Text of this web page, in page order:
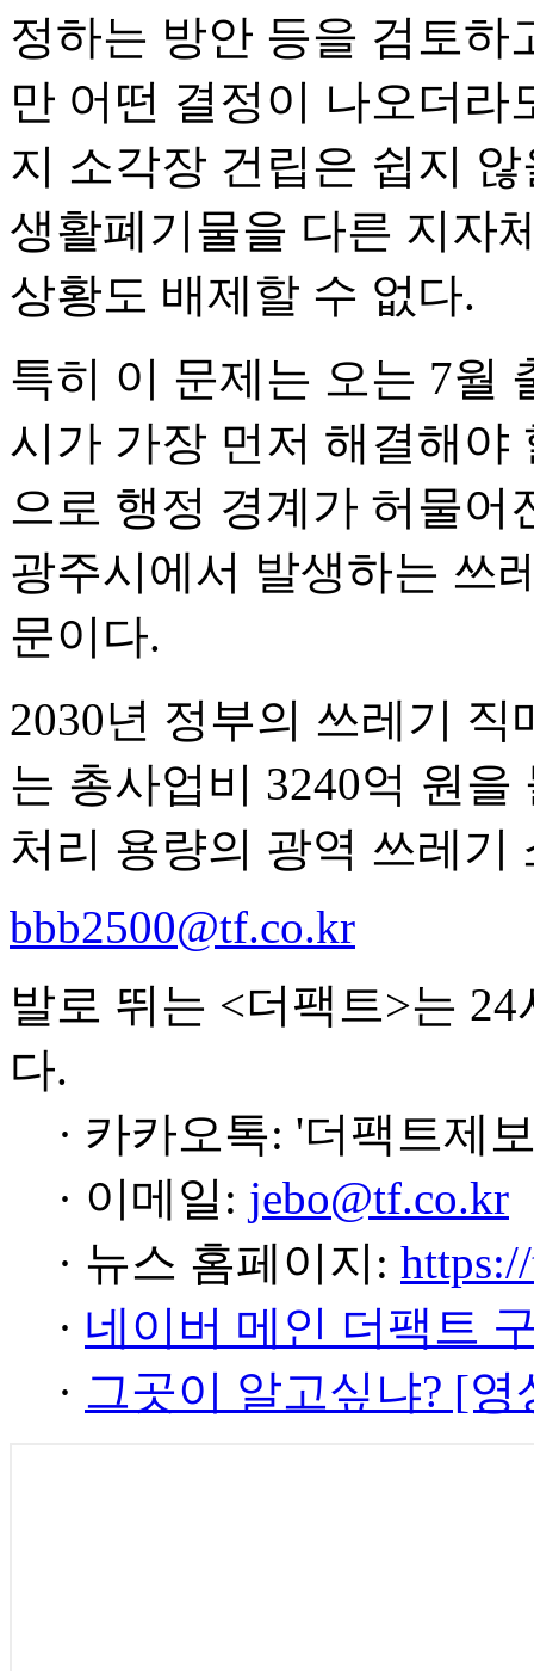
정하는 방안 등을 검토하
만 어떤 결정이 나오더
지 소각장 건립은 쉽지
생활폐기물을 다른 지자
상황도 배제할 수 없다.
특히 이 문제는 오는 7월
시가 가장 먼저 해결해야
으로 행정 경계가 허물어
광주시에서 발생하는 쓰
문이다.
2030년 정부의 쓰레기
는 총사업비 3240억 원을
처리 용량의 광역 쓰레기
bbb2500@tf.co.kr
발로 뛰는 <더팩트>는
다.
· 카카오톡: '더팩트제
· 이메일: jebo@tf.co.kr
· 뉴스 홈페이지:
· 네이버 메인 더팩트
· 그곳이 알고싶냐? [